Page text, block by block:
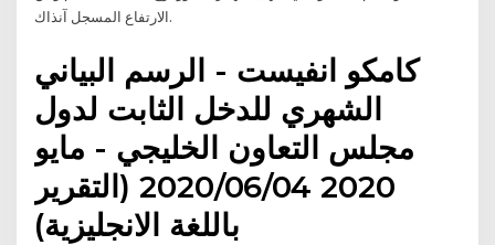
الارتفاع المسجل آنذاك.
كامكو انفيست - الرسم البياني
الشهري للدخل الثابت لدول
مجلس التعاون الخليجي - مايو
2020 2020/06/04 (التقرير
باللغة الانجليزية)